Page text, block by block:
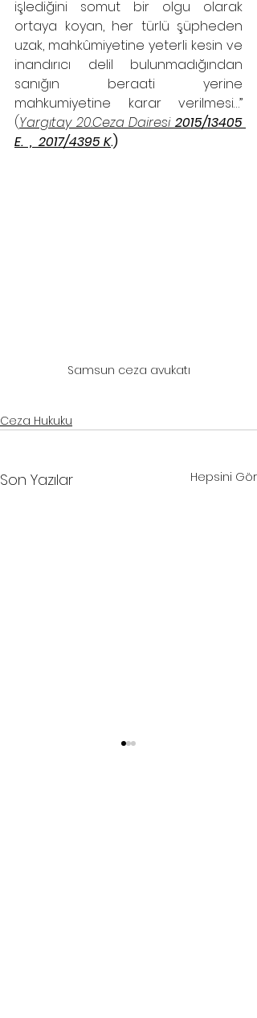
işlediğini somut bir olgu olarak
ortaya koyan, her türlü şüpheden
uzak, mahkûmiyetine yeterli kesin ve
inandırıcı delil bulunmadığından
sanığın beraati yerine
mahkumiyetine karar verilmesi…’’
(Yargıtay 20.Ceza Dairesi 2015/13405
E.  ,  2017/4395 K.)
Samsun ceza avukatı
Ceza Hukuku
Son Yazılar Hepsini Gör